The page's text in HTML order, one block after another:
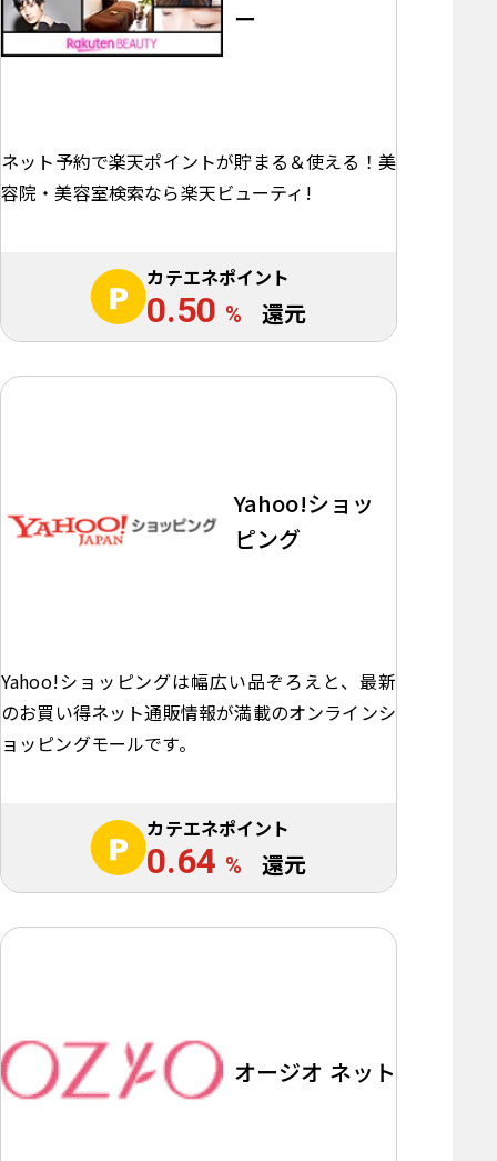
ー
ネット予約で楽天ポイントが貯まる＆使える！美
容院・美容室検索なら楽天ビューティ!
カテエネポイント
0.50 % 還元
Yahoo!ショッ
ピング
Yahoo!ショッピングは幅広い品ぞろえと、最新
のお買い得ネット通販情報が満載のオンラインシ
ョッピングモールです。
カテエネポイント
0.64 % 還元
オージオ ネット